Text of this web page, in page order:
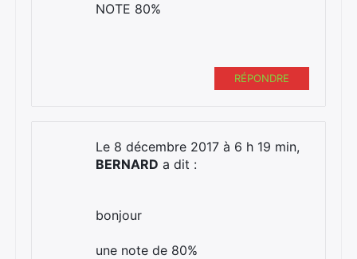
NOTE 80%
RÉPONDRE
Le 8 décembre 2017 à 6 h 19 min,
BERNARD a dit :
bonjour
une note de 80%